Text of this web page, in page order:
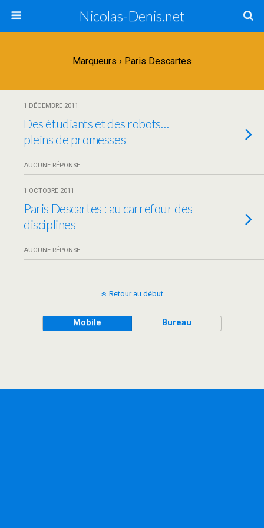
Nicolas-Denis.net
Marqueurs › Paris Descartes
1 DÉCEMBRE 2011
Des étudiants et des robots…
pleins de promesses
AUCUNE RÉPONSE
1 OCTOBRE 2011
Paris Descartes : au carrefour des
disciplines
AUCUNE RÉPONSE
Retour au début
Mobile Bureau